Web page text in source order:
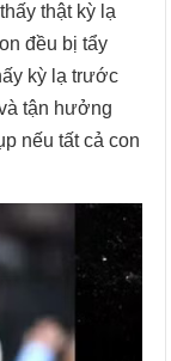
thật kỳ lạ
đều bị tẩy
kỳ lạ trước
tận hưởng
nếu tất cả con